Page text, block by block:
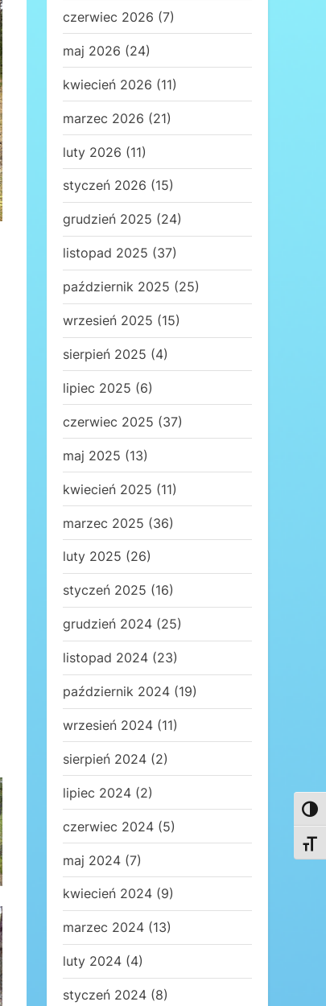
czerwiec 2026 (7)
maj 2026 (24)
kwiecień 2026 (11)
marzec 2026 (21)
luty 2026 (11)
styczeń 2026 (15)
grudzień 2025 (24)
listopad 2025 (37)
październik 2025 (25)
wrzesień 2025 (15)
sierpień 2025 (4)
lipiec 2025 (6)
czerwiec 2025 (37)
maj 2025 (13)
kwiecień 2025 (11)
marzec 2025 (36)
luty 2025 (26)
styczeń 2025 (16)
grudzień 2024 (25)
listopad 2024 (23)
październik 2024 (19)
wrzesień 2024 (11)
sierpień 2024 (2)
lipiec 2024 (2)
czerwiec 2024 (5)
maj 2024 (7)
kwiecień 2024 (9)
marzec 2024 (13)
luty 2024 (4)
styczeń 2024 (8)